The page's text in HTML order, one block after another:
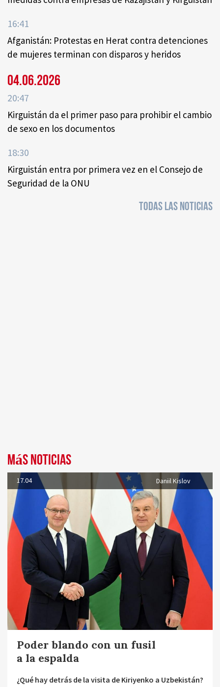
16:41
Afganistán: Protestas en Herat contra detenciones
de mujeres terminan con disparos y heridos
04.06.2026
20:47
Kirguistán da el primer paso para prohibir el cambio
de sexo en los documentos
18:30
Kirguistán entra por primera vez en el Consejo de
Seguridad de la ONU
TODAS LAS NOTICIAS
Más noticias
17.04 Daniil Kislov
Poder blando con un fusil
a la espalda
¿Qué hay detrás de la visita de Kiriyenko a Uzbekistán?